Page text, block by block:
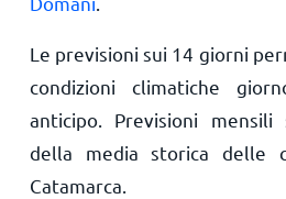
Le previsioni sui 14 giorni
condizioni climatiche
anticipo. Previsioni
della media storica delle
Catamarca.